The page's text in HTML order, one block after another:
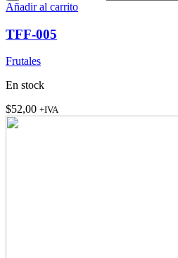
Añadir al carrito
TFF-005
Frutales
En stock
$52,00 +IVA